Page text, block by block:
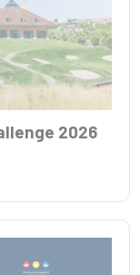
2026